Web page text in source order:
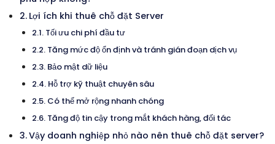
Lợi ích khi thuê chỗ đặt Server
Tối ưu chi phí đầu tư
Tăng mức độ ổn định và tránh gián đoạn dịch vụ
Bảo mật dữ liệu
Hỗ trợ kỹ thuật chuyên sâu
Có thể mở rộng nhanh chóng
Tăng độ tin cậy trong mắt khách hàng, đối tác
Vậy doanh nghiệp nhỏ nào nên thuê chỗ đặt server?